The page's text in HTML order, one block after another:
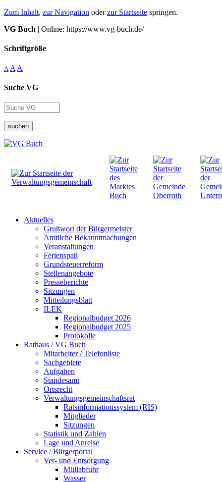
Zum Inhalt, zur Navigation oderzur Startseite springen.
VG Buch | Online: https://www.vg-buch.de/
Schriftgröße
A A A
Suche VG
suchen
Aktuelles
Grußwort der Bürgermeister
Amtliche Bekanntmachungen
Veranstaltungen
Ferienspaß
Grundsteuerreform
Stellenangebote
Presseberichte
Sitzungen
Mitteilungsblatt
ILEK
Regionalbudget 2026
Regionalbudget 2025
Protokolle
Rathaus / VG Buch
Mitarbeiter / Telefonliste
Sachgebiete
Aufgaben
Standesamt
Ortsrecht
Verwaltungsgemeinschaftsrat
Ratsinformationssystem (RIS)
Mitglieder
Sitzungen
Statistik und Zahlen
Lage und Anreise
Service / Bürgerportal
Ver- und Entsorgung
Müllabfuhr
Wasser